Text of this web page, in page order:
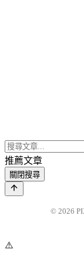
推薦文章
關閉搜尋
© 2026
⚠️